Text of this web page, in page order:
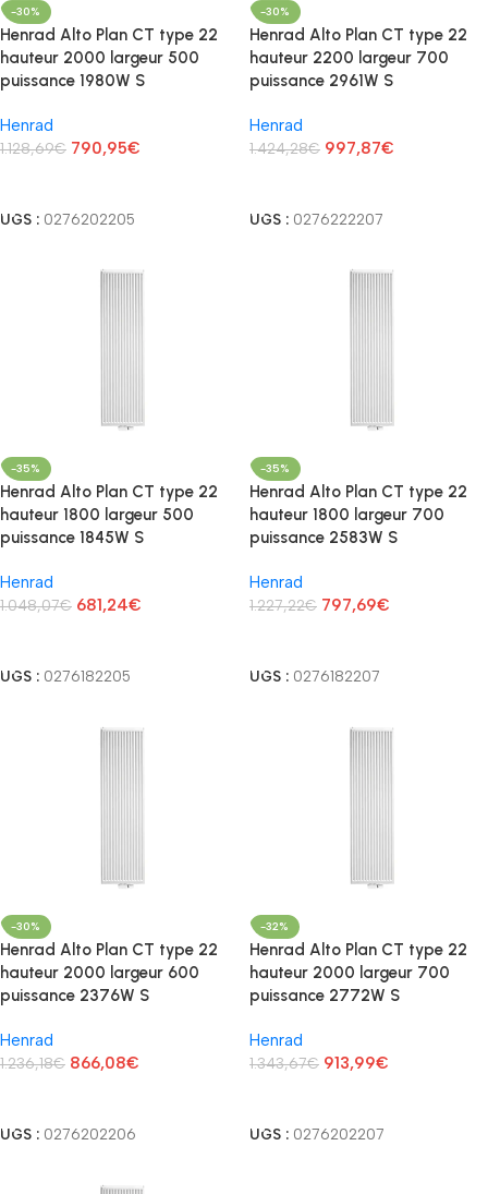
-30%
Henrad Alto Plan CT type 22
hauteur 2000 largeur 500
puissance 1980W S
Henrad
1.128,69€ 790,95€
UGS : 0276202205
-30%
Henrad Alto Plan CT type 22
hauteur 2200 largeur 700
puissance 2961W S
Henrad
1.424,28€ 997,87€
UGS : 0276222207
-35%
Henrad Alto Plan CT type 22
hauteur 1800 largeur 500
puissance 1845W S
Henrad
1.048,07€ 681,24€
UGS : 0276182205
-35%
Henrad Alto Plan CT type 22
hauteur 1800 largeur 700
puissance 2583W S
Henrad
1.227,22€ 797,69€
UGS : 0276182207
-30%
Henrad Alto Plan CT type 22
hauteur 2000 largeur 600
puissance 2376W S
Henrad
1.236,18€ 866,08€
UGS : 0276202206
-32%
Henrad Alto Plan CT type 22
hauteur 2000 largeur 700
puissance 2772W S
Henrad
1.343,67€ 913,99€
UGS : 0276202207